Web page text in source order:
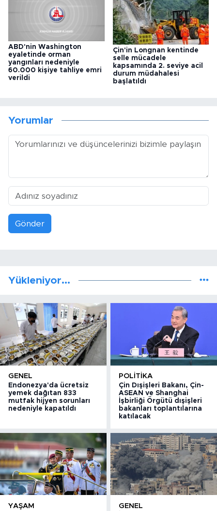
ABD'nin Washington
eyaletinde orman
yangınları nedeniyle
60.000 kişiye tahliye emri
verildi
Çin'in Longnan kentinde
selle mücadele
kapsamında 2. seviye acil
durum müdahalesi
başlatıldı
Yorumlar
Gönder
Yükleniyor...
GENEL
Endonezya'da ücretsiz
yemek dağıtan 833
mutfak hijyen sorunları
nedeniyle kapatıldı
POLITIKA
Çin Dışişleri Bakanı, Çin-
ASEAN ve Shanghai
İşbirliği Örgütü dışişleri
bakanları toplantılarına
katılacak
YAŞAM GENEL